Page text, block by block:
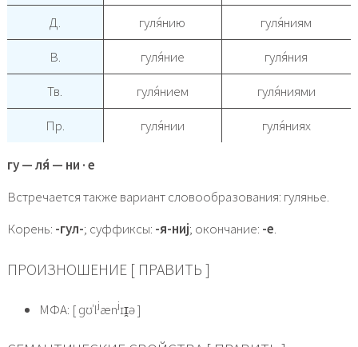
Д.
гуля́нию
гуля́ниям
В.
гуля́ние
гуля́ния
Тв.
гуля́нием
гуля́ниями
Пр.
гуля́нии гуля́ниях
гу — ля́ — ни · е
Встречается также вариант словообразования: гулянье.
Корень: -гул-; суффиксы: -я-ниj; окончание: -е.
ПРОИЗНОШЕНИЕ [ ПРАВИТЬ ]
МФА: [ ɡʊˈlʲænʲɪɪ̯ə ]